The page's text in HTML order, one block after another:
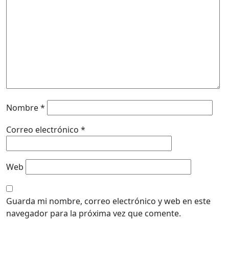
Nombre*
Correo electrónico *
Web
Guarda mi nombre, correo electrónico y web en este
navegador para la próxima vez que comente.